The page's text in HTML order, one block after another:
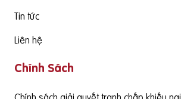
Tin tức
Liên hệ
Chính Sách